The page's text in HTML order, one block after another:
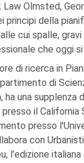
Olmsted,
della
cui spalle,
che oggi si
di ricerca in
di
ha una
il
presso
con
l'edizione